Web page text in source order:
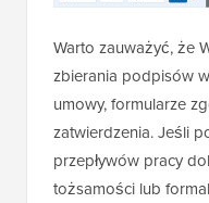
Warto zauważyć, że
zbierania podpisów
umowy, formularze
zatwierdzenia. Jeśli
przepływów pracy
tożsamości lub